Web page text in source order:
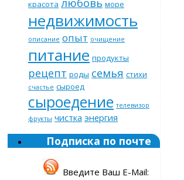
красота море
недвижимость
описание опыт очищение
питание продукты
рецепт роды семья стихи
счастье сыроед
сыроедение телевизор
фрукты чистка энергия
Подписка по почте
Введите Ваш E-Mail: